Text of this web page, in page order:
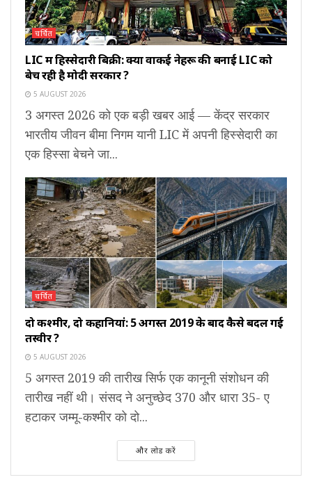
चर्चित
LIC में हिस्सेदारी बिक्री: क्या वाकई नेहरू की बनाई LIC को
बेच रही है मोदी सरकार ?
5 AUGUST 2026
3 अगस्त 2026 को एक बड़ी खबर आई — केंद्र सरकार
भारतीय जीवन बीमा निगम यानी LIC में अपनी हिस्सेदारी का
एक हिस्सा बेचने जा...
चर्चित
दो कश्मीर, दो कहानियां: 5 अगस्त 2019 के बाद कैसे बदल गई
तस्वीर ?
5 AUGUST 2026
5 अगस्त 2019 की तारीख सिर्फ एक कानूनी संशोधन की
तारीख नहीं थी। संसद ने अनुच्छेद 370 और धारा 35- ए
हटाकर जम्मू-कश्मीर को दो...
और लोड करें